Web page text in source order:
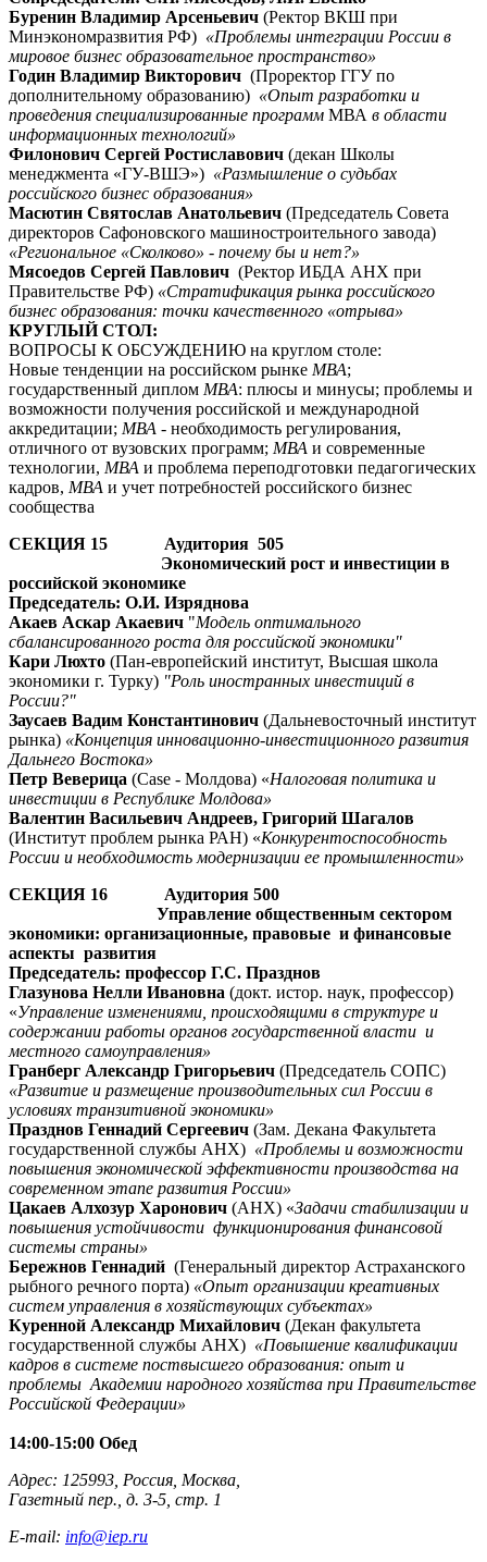
Буренин Владимир Арсеньевич (Ректор ВКШ при
Минэкономразвития РФ) «Проблемы интеграции России в
мировое бизнес образовательное пространство»
Годин Владимир Викторович (Проректор ГГУ по
дополнительному образованию) «Опыт разработки и
проведения специализированные программ МВА в области
информационных технологий»
Филонович Сергей Ростиславович (декан Школы
менеджмента «ГУ-ВШЭ») «Размышление о судьбах
российского бизнес образования»
Масютин Святослав Анатольевич (Председатель Совета
директоров Сафоновского машиностроительного завода)
«Региональное «Сколково» - почему бы и нет?»
Мясоедов Сергей Павлович (Ректор ИБДА АНХ при
Правительстве РФ) «Стратификация рынка российского
бизнес образования: точки качественного «отрыва»
КРУГЛЫЙ СТОЛ:
ВОПРОСЫ К ОБСУЖДЕНИЮ на круглом столе:
Новые тенденции на российском рынке МВА;
государственный диплом МВА: плюсы и минусы; проблемы и
возможности получения российской и международной
аккредитации; МВА - необходимость регулирования,
отличного от вузовских программ; МВА и современные
технологии, МВА и проблема переподготовки педагогических
кадров, МВА и учет потребностей российского бизнес
сообщества
СЕКЦИЯ 15 Аудитория 505
Экономический рост и инвестиции в
российской экономике
Председатель: О.И. Изряднова
Акаев Аскар Акаевич "Модель оптимального
сбалансированного роста для российской экономики"
Кари Люхто (Пан-европейский институт, Высшая школа
экономики г. Турку) "Роль иностранных инвестиций в
России?"
Заусаев Вадим Константинович (Дальневосточный институт
рынка) «Концепция инновационно-инвестиционного развития
Дальнего Востока»
Петр Веверица (Case - Молдова) «Налоговая политика и
инвестиции в Республике Молдова»
Валентин Васильевич Андреев, Григорий Шагалов
(Институт проблем рынка РАН) «Конкурентоспособность
России и необходимость модернизации ее промышленности»
СЕКЦИЯ 16 Аудитория 500
Управление общественным сектором
экономики: организационные, правовые и финансовые
аспекты развития
Председатель: профессор Г.С. Празднов
Глазунова Нелли Ивановна (докт. истор. наук, профессор)
«Управление изменениями, происходящими в структуре и
содержании работы органов государственной власти и
местного самоуправления»
Гранберг Александр Григорьевич (Председатель СОПС)
«Развитие и размещение производительных сил России в
условиях транзитивной экономики»
Празднов Геннадий Сергеевич (Зам. Декана Факультета
государственной службы АНХ) «Проблемы и возможности
повышения экономической эффективности производства на
современном этапе развития России»
Цакаев Алхозур Харонович (АНХ) «Задачи стабилизации и
повышения устойчивости функционирования финансовой
системы страны»
Бережнов Геннадий (Генеральный директор Астраханского
рыбного речного порта) «Опыт организации креативных
систем управления в хозяйствующих субъектах»
Куренной Александр Михайлович (Декан факультета
государственной службы АНХ) «Повышение квалификации
кадров в системе поствысшего образования: опыт и
проблемы Академии народного хозяйства при Правительстве
Российской Федерации»
14:00-15:00 Обед
Адрес: 125993, Россия, Москва,
Газетный пер., д. 3-5, стр. 1
E-mail: info@iep.ru